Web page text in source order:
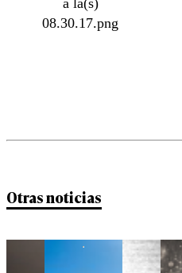
Otras noticias